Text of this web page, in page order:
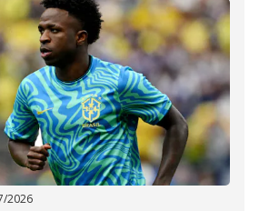
2026